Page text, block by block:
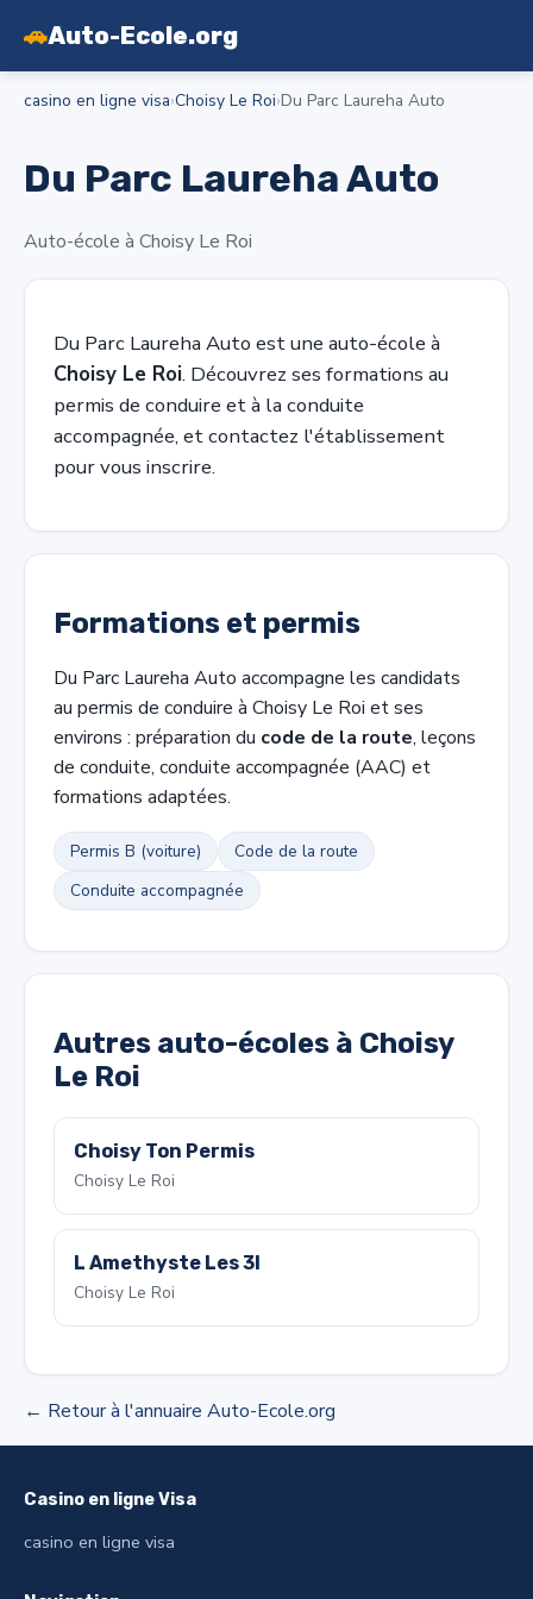
🚗Auto-Ecole.org
casino en ligne visa›Choisy Le Roi›Du Parc Laureha Auto
Du Parc Laureha Auto
Auto-école à Choisy Le Roi
Du Parc Laureha Auto est une auto-école à
Choisy Le Roi. Découvrez ses formations au
permis de conduire et à la conduite
accompagnée, et contactez l'établissement
pour vous inscrire.
Formations et permis
Du Parc Laureha Auto accompagne les candidats
au permis de conduire à Choisy Le Roi et ses
environs : préparation du code de la route, leçons
de conduite, conduite accompagnée (AAC) et
formations adaptées.
Permis B (voiture)
Code de la route
Conduite accompagnée
Autres auto-écoles à Choisy
Le Roi
Choisy Ton Permis
Choisy Le Roi
L Amethyste Les 3l
Choisy Le Roi
← Retour à l'annuaire Auto-Ecole.org
Casino en ligne Visa
casino en ligne visa